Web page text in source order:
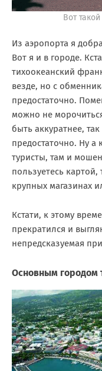
Вот
Из аэропорта я
Вот я и в городе.
тихоокеанский
везде, но с
предостаточно.
можно не
быть аккуратнее,
предостаточно. Ну а
туристы, там и
пользуетесь
крупных магазинах
Кстати, к этому
прекратился и
непредсказуемая
Основным городом